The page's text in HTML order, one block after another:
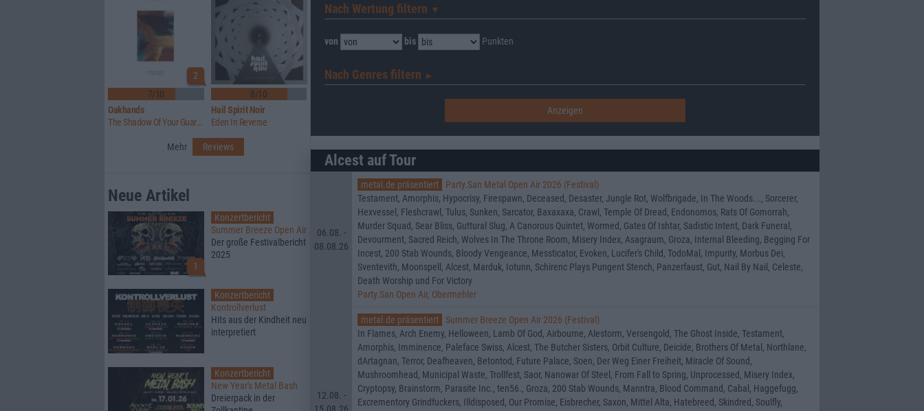
Nach Wertung filtern ▼︎
von bis Punkten
Nach Genres filtern ►︎
Alcest auf Tour
06.08. -
08.08.26
metal.de präsentiert
Party.San Metal Open Air 2026 (Festival)
Testament, Amorphis, Hypocrisy, Firespawn, Deceased, Desaster, Jungle Rot, Wolfbrigade, In The Woods..., Sorcerer,
Hexvessel, Fleshcrawl, Tulus, Sunken, Sarcator, Baxaxaxa, Crawl, Temple Of Dread, Endonomos, Rats Of Gomorrah,
Murder Squad, Sear Bliss, Guttural Slug, A Canorous Quintet, Wormed, Gates Of Ishtar, Sadistic Intent, Dark Funeral,
Devourment, Sacred Reich, Wolves In The Throne Room, Misery Index, Asagraum, Groza, Internal Bleeding, Begging For
Incest, 200 Stab Wounds, Bloody Vengeance, Messticator, Evoken, Lucifer's Child, TodoMal, Impurity, Morbus Dei,
Sventevith, Moonspell, Alcest, Marduk, Iotunn, Schirenc Plays Pungent Stench, Panzerfaust, Gut, Nail By Nail, Celeste,
Death Worship und For Victory
Party.San Open Air, Obermehler
12.08. -
15.08.26
metal.de präsentiert
Summer Breeze Open Air 2026 (Festival)
In Flames, Arch Enemy, Helloween, Lamb Of God, Airbourne, Alestorm, Versengold, The Ghost Inside, Testament,
Amorphis, Imminence, Paleface Swiss, Alcest, The Butcher Sisters, Orbit Culture, Deicide, Brothers Of Metal, Northlane,
dArtagnan, Terror, Deafheaven, Betontod, Future Palace, Soen, Der Weg Einer Freiheit, Miracle Of Sound,
Mushroomhead, Municipal Waste, Trollfest, Saor, Nanowar Of Steel, From Fall to Spring, Unprocessed, Misery Index,
Cryptopsy, Brainstorm, Parasite Inc., ten56., Groza, 200 Stab Wounds, Manntra, Blood Command, Cabal, Haggefugg,
Excrementory Grindfuckers, Illdisposed, Our Promise, Eisbrecher, Saxon, Mittel Alta, Hatebreed, Skindred, Soulfly,
2
7/10
Oakhands
The Shadow Of Your Guard Receding
8/10
Hail Spirit Noir
Eden In Reverse
Mehr Reviews
Neue Artikel
1
Konzertbericht
Summer Breeze Open Air
Der große Festivalbericht
2025
Konzertbericht
Kontrollverlust
Hits aus der Kindheit neu
interpretiert
Konzertbericht
New Year's Metal Bash
Dreierpack in der